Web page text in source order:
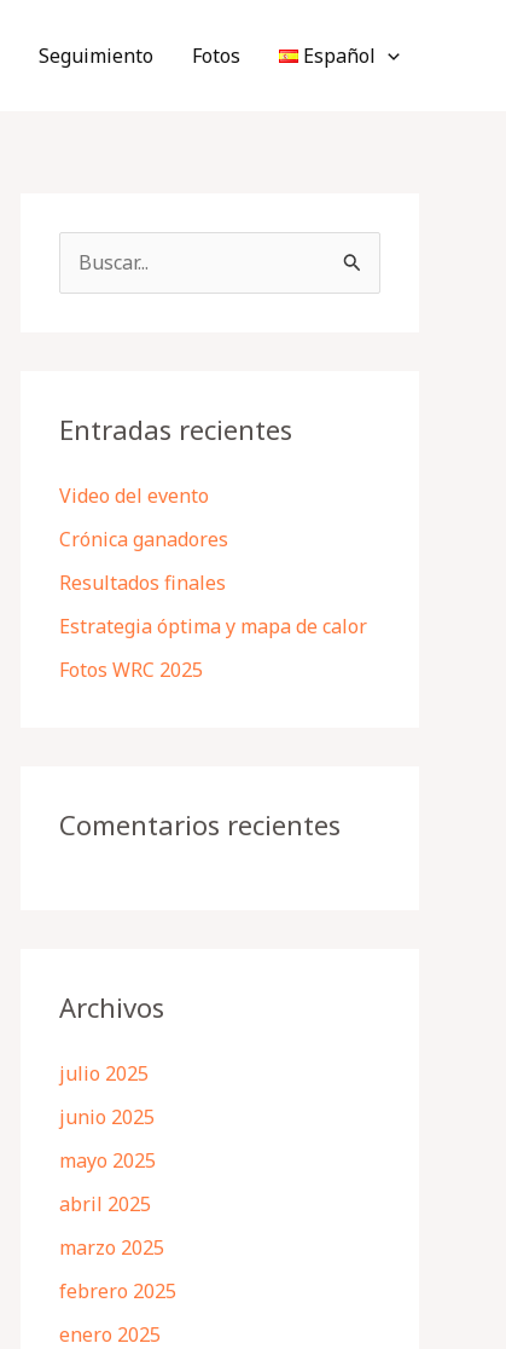
Seguimiento Fotos Español
u
r
p
:
Entradas recientes
Video del evento
Crónica ganadores
Resultados finales
Estrategia óptima y mapa de calor
Fotos WRC 2025
Comentarios recientes
Archivos
julio 2025
junio 2025
mayo 2025
abril 2025
marzo 2025
febrero 2025
enero 2025